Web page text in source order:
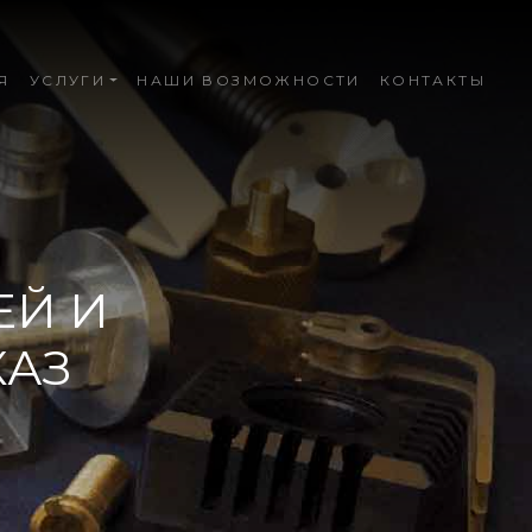
УСЛУГИ НАШИ ВОЗМОЖНОСТИ КОНТАКТЫ
И